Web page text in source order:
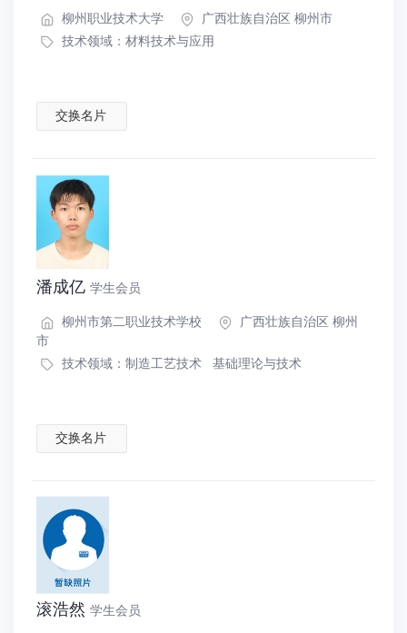
柳州职业技术大学
广西壮族自治区 柳州市
技术领域： 材料技术与应用
交换名片
潘成亿 学生会员
柳州市第二职业技术学校
广西壮族自治区 柳州
市
技术领域： 制造工艺技术 基础理论与技术
交换名片
滚浩然 学生会员